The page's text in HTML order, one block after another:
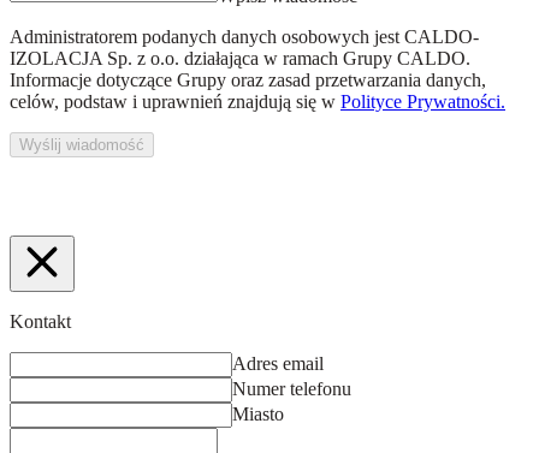
Administratorem podanych danych osobowych jest CALDO-
IZOLACJA Sp. z o.o. działająca w ramach Grupy CALDO.
Informacje dotyczące Grupy oraz zasad przetwarzania danych,
celów, podstaw i uprawnień znajdują się w Polityce Prywatności.
Wyślij wiadomość
Kontakt
Adres email
Numer telefonu
Miasto